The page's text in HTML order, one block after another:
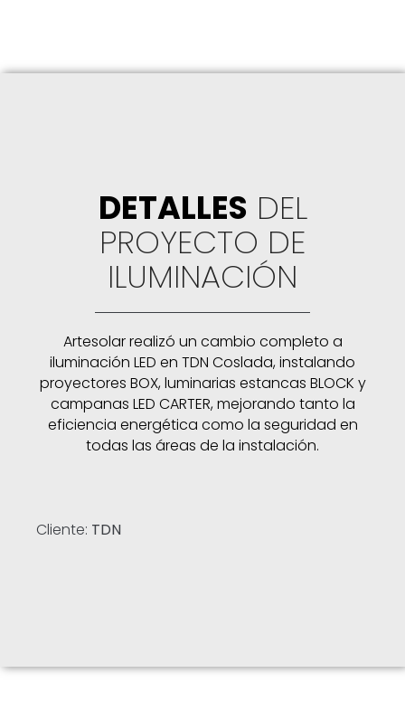
DETALLES DEL
PROYECTO DE
ILUMINACIÓN
Artesolar realizó un cambio completo a
iluminación LED en TDN Coslada, instalando
proyectores BOX, luminarias estancas BLOCK y
campanas LED CARTER, mejorando tanto la
eficiencia energética como la seguridad en
todas las áreas de la instalación.
Cliente: TDN